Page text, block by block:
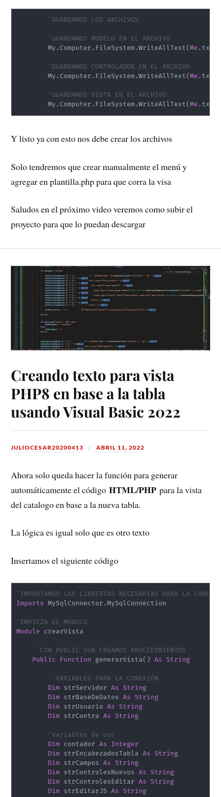
'GUARDAMOS LOS ARCHIVOS
'GUARDAMOS MODELO EN EL ARCHIVO
        My
. Computer . FileSystem.WriteAllText(Me .
'GUARDAMOS CONTROLADOR EN EL ARCHIVO
        My
. Computer . FileSystem.WriteAllText(Me .
'GUARDAMOS VISTA EN EL ARCHIVO
        My
. Computer . FileSystem.WriteAllText(Me .
Y listo ya con esto nos debe crear los archivos
Solo tendremos que crear manualmente el menú y
agregar en plantilla.php para que corra la visa
Saludos en el próximo video veremos como subir el
proyecto para que lo puedan descargar
Creando texto para vista
PHP8 en base a la tabla
usando Visual Basic 2022
JULIOCESAR20200413 ABRIL 11, 2022
Ahora solo queda hacer la función para generar
automáticamente el códigoHTML/PHP para la vista
del catalogo en base a la nueva tabla.
La lógica es igual solo que es otro texto
Insertamos el siguiente código
'IMPORTAMOS LAS LIBRERIAS NECESARIAS PARA LA
Imports MySqlConnector .MySqlConnection
'EMPIEZA EL MODULO
Module crearVista
' CON PUBLIC SUB CREAMOS PROCEDIMIENTOS
Public
Function generarVista( ) As String
' VARIABLES PARA LA CONEXIÓN
Dim strServidor As
String
Dim strBaseDeDatos As
String
Dim strUsuario As
String
Dim strContra As String
'Variables de uso
Dim contador As
Integer
Dim strEncabezadosTabla As
String
Dim strCampos As
String
Dim strControlesNuevos As
String
Dim strControlesEditar As
String
Dim strEditarJS As
String